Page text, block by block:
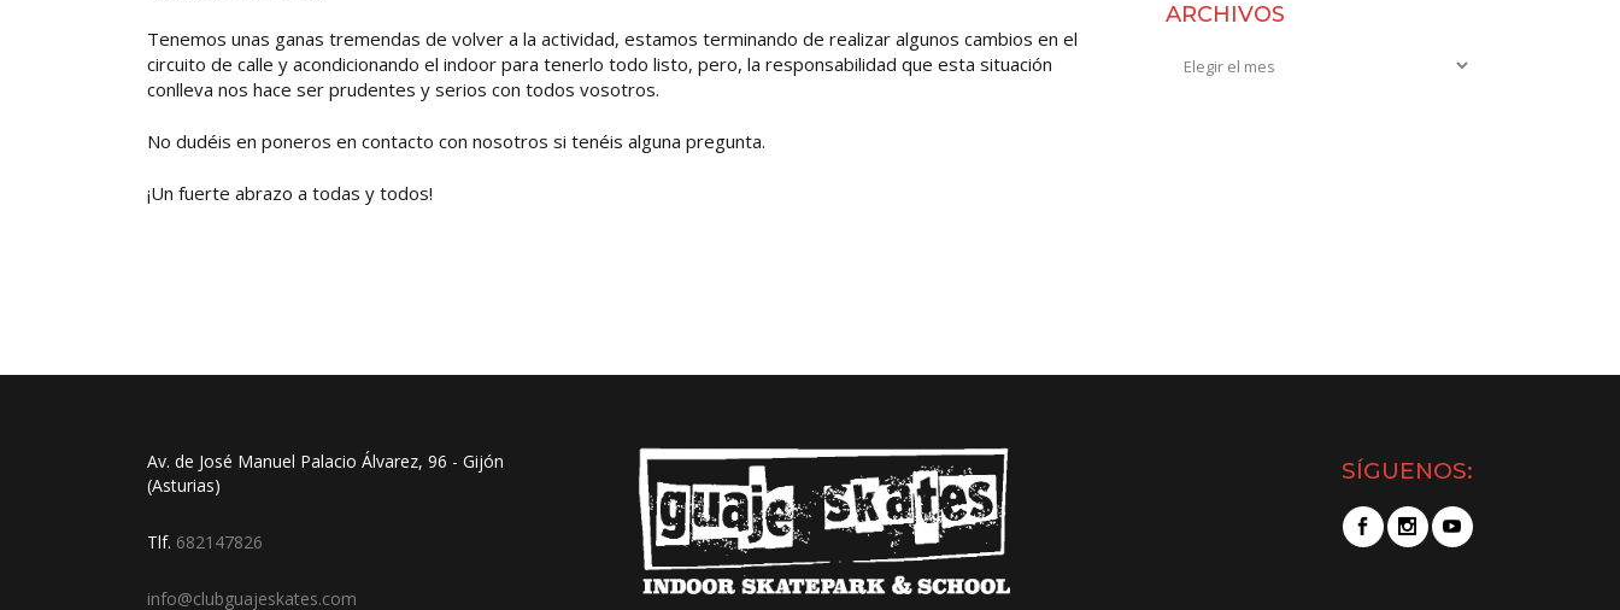
Tenemos unas ganas tremendas de volver a la actividad, estamos terminando de realizar algunos cambios en el
circuito de calle y acondicionando el indoor para tenerlo todo listo, pero, la responsabilidad que esta situación
conlleva nos hace ser prudentes y serios con todos vosotros.
No dudéis en poneros en contacto con nosotros si tenéis alguna pregunta.
¡Un fuerte abrazo a todas y todos!
ARCHIVOS
Archivos
Av. de José Manuel Palacio Álvarez, 96 - Gijón
(Asturias)
Tlf. 682147826
info@clubguajeskates.com
SÍGUENOS: